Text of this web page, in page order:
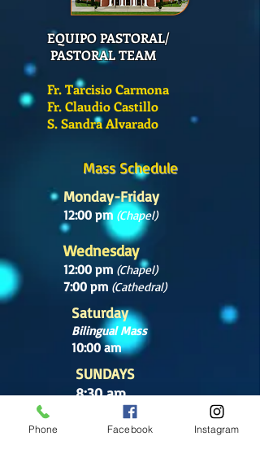
EQUIPO PASTORAL/
PASTORAL TEAM
Fr. Tarcisio Carmona
Fr. Claudio Castillo
S. Sandra Alvarado
Mass Schedule
Monday-Friday
12:00 pm (Chapel)
Wednesday
12:00 pm (Chapel)
7:00 pm (Cathedral)
Saturday
Bilingual Mass
10:00 am
SUNDAYS
8:30 am
(Cathedral)
10:00 am
Phone Facebook Instagram